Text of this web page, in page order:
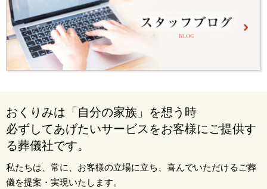
おくりみは「自分の家族」を想う時
必ずしてあげたいサービスをお客様にご提供す
る葬儀社です。
私たちは、常に、お客様の立場に立ち、喜んでいただけるご葬
儀を提案・実現いたします。